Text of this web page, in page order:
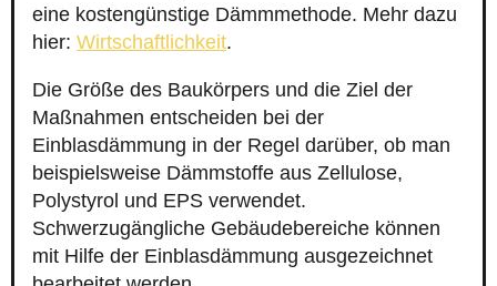
eine kostengünstige Dämmmethode. Mehr dazu
hier: Wirtschaftlichkeit.
Die Größe des Baukörpers und die Ziel der
Maßnahmen entscheiden bei der
Einblasdämmung in der Regel darüber, ob man
beispielsweise Dämmstoffe aus Zellulose,
Polystyrol und EPS verwendet.
Schwerzugängliche Gebäudebereiche können
mit Hilfe der Einblasdämmung ausgezeichnet